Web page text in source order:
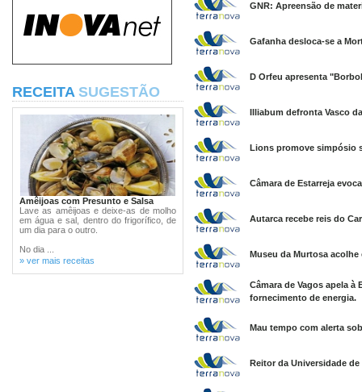
RECEITA SUGESTÃO
Amêijoas com Presunto e Salsa
Lave as amêijoas e deixe-as de molho
em água e sal, dentro do frigorífico, de
um dia para o outro.
No dia ...
» ver mais receitas
GNR: Apreensão de
Gafanha desloca-se a
D Orfeu apresenta
Illiabum defronta Vasco
Lions promove simpósio
Câmara de Estarreja
Autarca recebe reis do
Museu da Murtosa
Câmara de Vagos apela à
fornecimento de energia.
Mau tempo com alerta
Reitor da Universidade